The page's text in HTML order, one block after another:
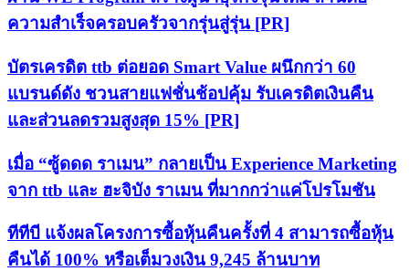
ความสำเร็จครอบครัวจากรุ่นสู่รุ่น [PR]
บัตรเครดิต ttb ต่อยอด Smart Value ผนึกกว่า 60
แบรนด์ดัง ชวนสายแฟชั่นช้อปคุ้ม รับเครดิตเงินคืน
และส่วนลดรวมสูงสุด 15% [PR]
เมื่อ “ซู้ดดด ราเมน” กลายเป็น Experience Marketing
จาก ttb และ ฮะจิบัง ราเมน ที่มากกว่าแค่โปรโมชัน
ทีทีบี แจ้งผลโครงการซื้อหุ้นคืนครั้งที่ 4 สามารถซื้อหุ้น
คืนได้ 100% หรือเต็มวงเงิน 9,245 ล้านบาท